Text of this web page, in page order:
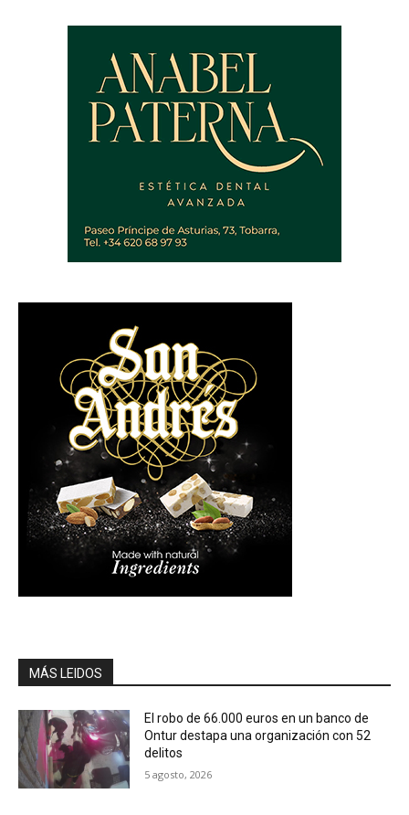
MÁS LEIDOS
El robo de 66.000 euros en un banco de
Ontur destapa una organización con 52
delitos
5 agosto, 2026